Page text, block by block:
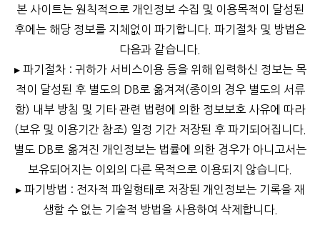
본 사이트는 원칙적으로 개인정보 수집 및 이용목적이 달성된
후에는 해당 정보를 지체없이 파기합니다. 파기절차 및 방법은
다음과 같습니다.
▸ 파기절차 : 귀하가 서비스이용 등을 위해 입력하신 정보는 목
적이 달성된 후 별도의 DB로 옮겨져(종이의 경우 별도의 서류
함) 내부 방침 및 기타 관련 법령에 의한 정보보호 사유에 따라
(보유 및 이용기간 참조) 일정 기간 저장된 후 파기되어집니다.
별도 DB로 옮겨진 개인정보는 법률에 의한 경우가 아니고서는
보유되어지는 이외의 다른 목적으로 이용되지 않습니다.
▸ 파기방법 : 전자적 파일형태로 저장된 개인정보는 기록을 재
생할 수 없는 기술적 방법을 사용하여 삭제합니다.